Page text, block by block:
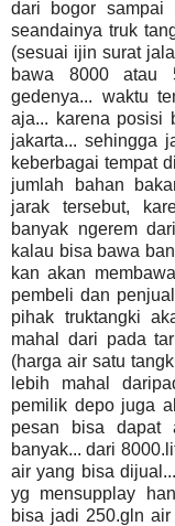
dari bogor sampai
seandainya truk
(sesuai ijin surat
bawa 8000 atau
gedenya... waktu
aja... karena posisi
jakarta... sehingga
keberbagai tempat
jumlah bahan
jarak tersebut,
banyak ngerem
kalau bisa bawa
kan akan
pembeli dan
pihak truktangki
mahal dari pada
(harga air satu
lebih mahal
pemilik depo juga
pesan bisa dapat
banyak... dari
air yang bisa
yg mensupplay
bisa jadi 250.gln